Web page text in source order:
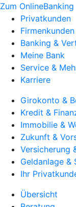
Zum OnlineBanking
Privatkunden
Firmenkunden
Banking &
Meine Bank
Service &
Karriere
Girokonto &
Kredit &
Immobilie &
Zukunft &
Versicherung
Geldanlage &
Ihr
Übersicht